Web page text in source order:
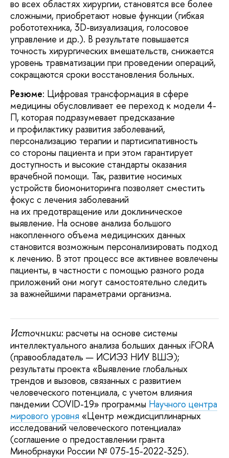
во всех областях хирургии, становятся все более
сложными, приобретают новые функции (гибкая
робототехника, 3D-визуализация, голосовое
управление и др.). В результате повышается
точность хирургических вмешательств, снижается
уровень травматизации при проведении операций,
сокращаются сроки восстановления больных.
Резюме: Цифровая трансформация в сфере
медицины обусловливает ее переход к модели 4-
П, которая подразумевает предсказание
и профилактику развития заболеваний,
персонализацию терапии и партисипативность
со стороны пациента и при этом гарантирует
доступность и высокие стандарты оказания
врачебной помощи. Так, развитие носимых
устройств биомониторинга позволяет сместить
фокус с лечения заболеваний
на их предотвращение или доклиническое
выявление. На основе анализа большого
накопленного объема медицинских данных
становится возможным персонализировать подход
к лечению. В этот процесс все активнее вовлечены
пациенты, в частности с помощью разного рода
приложений они могут самостоятельно следить
за важнейшими параметрами организма.
Источники: расчеты на основе системы
интеллектуального анализа больших данных iFORA
(правообладатель — ИСИЭЗ НИУ ВШЭ);
результаты проекта «Выявление глобальных
трендов и вызовов, связанных с развитием
человеческого потенциала, с учетом влияния
пандемии COVID-19» программы Научного центра
мирового уровня «Центр междисциплинарных
исследований человеческого потенциала»
(соглашение о предоставлении гранта
Минобрнауки России № 075-15-2022-325).